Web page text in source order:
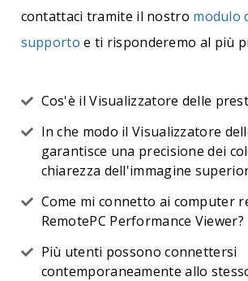
contattaci tramite il nostro modulo
supporto e ti risponderemo al più
Cos'è il Visualizzatore delle
In che modo il Visualizzatore
garantisce una precisione dei
chiarezza dell'immagine
Come mi connetto ai computer
RemotePC Performance Viewer?
Più utenti possono connettersi
contemporaneamente allo